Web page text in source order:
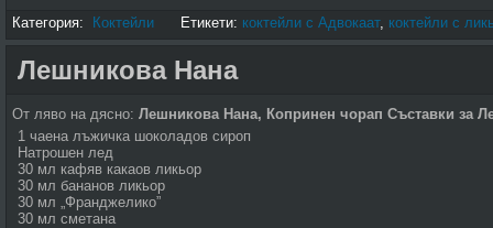
Категория:
Коктейли Етикети: коктейли с Адвокаат, коктейли с
Лешникова Нана
От ляво на дясно: Лешникова Нана, Копринен чорап Съставки за
1 чаена лъжичка шоколадов сироп
Натрошен лед
30 мл кафяв какаов ликьор
30 мл бананов ликьор
30 мл „Франджелико”
30 мл сметана